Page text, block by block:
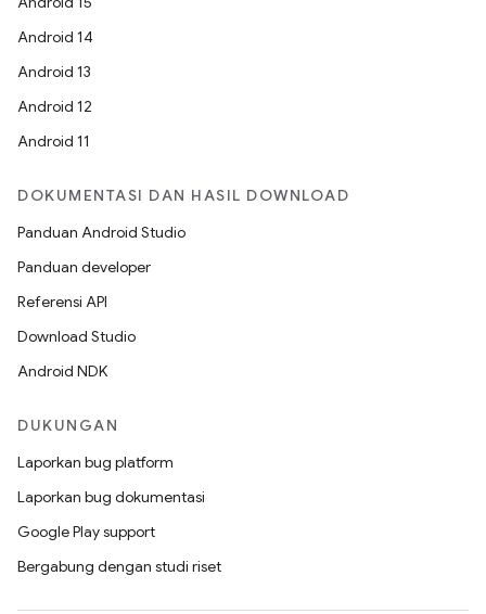
Android 14
Android 13
Android 12
Android 11
DOKUMENTASI DAN HASIL DOWNLOAD
Panduan Android Studio
Panduan developer
Referensi API
Download Studio
Android NDK
DUKUNGAN
Laporkan bug platform
Laporkan bug dokumentasi
Google Play support
Bergabung dengan studi riset